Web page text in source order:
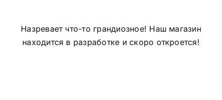
Назревает что-то грандиозное! Наш магазин
находится в разработке и скоро откроется!